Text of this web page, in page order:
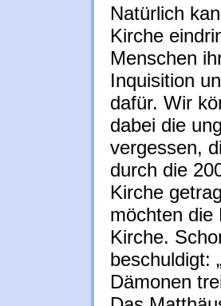
Natürlich
Kirche
Menschen
Inquisition
dafür. Wir
dabei die
vergessen,
durch die
Kirche
möchten die
Kirche.
beschuldigt:
Dämonen